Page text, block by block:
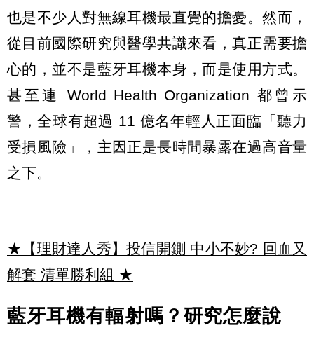
也是不少人對無線耳機最直覺的擔憂。然而，
從目前國際研究與醫學共識來看，真正需要擔
心的，並不是藍牙耳機本身，而是使用方式。
甚至連 World Health Organization 都曾示
警，全球有超過 11 億名年輕人正面臨「聽力
受損風險」，主因正是長時間暴露在過高音量
之下。
★【理財達人秀】投信開鍘 中小不妙? 回血又
解套 清單勝利組 ★
藍牙耳機有輻射嗎？研究怎麼說